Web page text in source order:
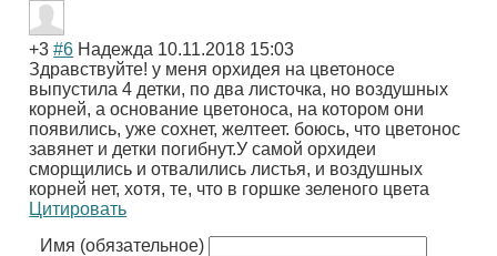
+3 #6 Надежда 10.11.2018 15:03
Здравствуйте! у меня орхидея на цветоносе
выпустила 4 детки, по два листочка, но воздушных
корней, а основание цветоноса, на котором они
появились, уже сохнет, желтеет. боюсь, что цветонос
завянет и детки погибнут.У самой орхидеи
сморщились и отвалились листья, и воздушных
корней нет, хотя, те, что в горшке зеленого цвета
Цитировать
Имя (обязательное)